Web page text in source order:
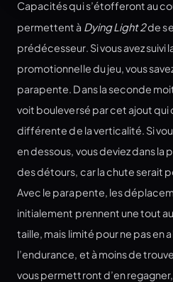
Capacités qui s’étofferont au
permettent à Dying Light 2de
prédécesseur. Si vous avez suivi
promotionnelle du jeu, vous
parapente. Dans la seconde
voit bouleversé par cet ajout
différente de la verticalité. Si
en dessous, vous deviez dans la
des détours, car la chute serait
Avec le parapente, les
initialement prennent une tout
taille, mais limité pour ne pas en
l’endurance, et à moins de
vous permettront d’en